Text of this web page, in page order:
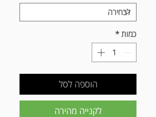
כמות*
הוספה לסל
לקנייה מהירה